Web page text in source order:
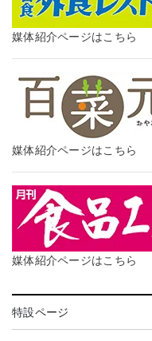
媒体紹介ページはこちら
媒体紹介ページはこちら
媒体紹介ページはこちら
特設ページ